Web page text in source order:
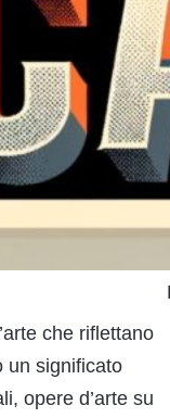
che riflettano
un significato
opere d’arte su